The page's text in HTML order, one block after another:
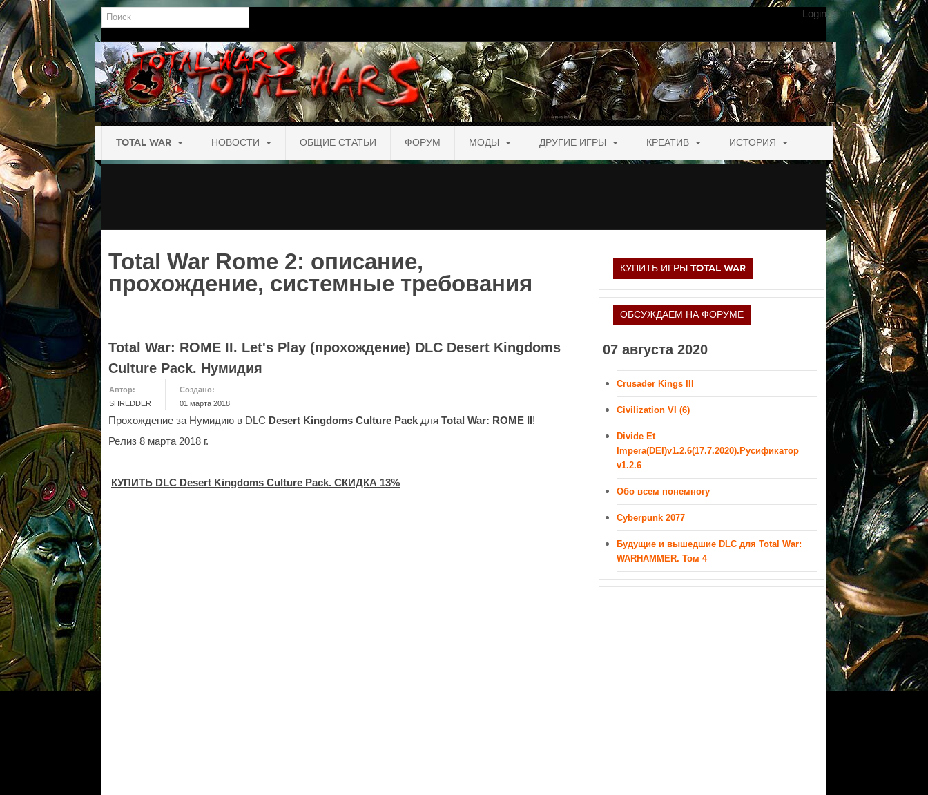
Поиск Login
TOTAL WAR НОВОСТИ ОБЩИЕ СТАТЬИ ФОРУМ МОДЫ ДРУГИЕ ИГРЫ КРЕАТИВ ИСТОРИЯ
Total War Rome 2: описание,
прохождение, системные требования
Total War: ROME II. Let's Play (прохождение) DLC Desert Kingdoms
Culture Pack. Нумидия
Автор:
SHREDDER
Создано:
01 марта 2018
Прохождение за Нумидию в DLC Desert Kingdoms Culture Pack для Total War: ROME II!
Релиз 8 марта 2018 г.
КУПИТЬ DLC Desert Kingdoms Culture Pack. СКИДКА 13%
КУПИТЬ ИГРЫ TOTAL WAR
ОБСУЖДАЕМ НА ФОРУМЕ
07 августа 2020
Crusader Kings III
Civilization VI (6)
Divide Et
Impera(DEI)v1.2.6(17.7.2020).Русификатор
v1.2.6
Обо всем понемногу
Cyberpunk 2077
Будущие и вышедшие DLC для Total War:
WARHAMMER. Том 4